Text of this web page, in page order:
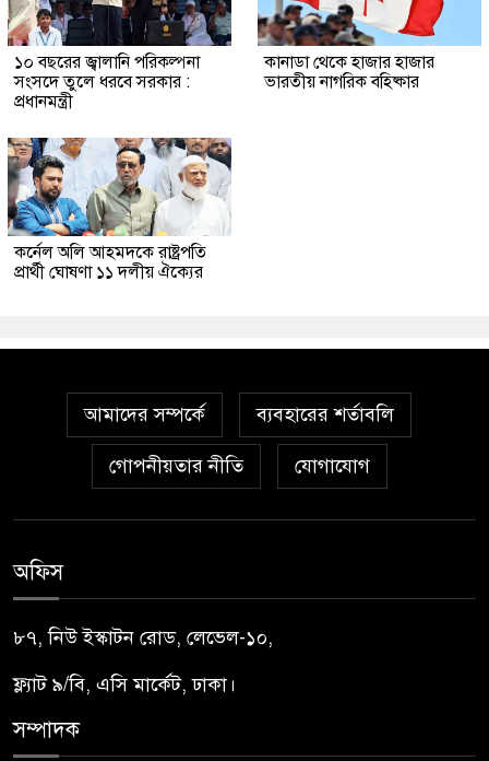
১০ বছরের জ্বালানি পরিকল্পনা
সংসদে তুলে ধরবে সরকার :
প্রধানমন্ত্রী
কানাডা থেকে হাজার হাজার
ভারতীয় নাগরিক বহিষ্কার
কর্নেল অলি আহমদকে রাষ্ট্রপতি
প্রার্থী ঘোষণা ১১ দলীয় ঐক্যের
আমাদের সম্পর্কে ব্যবহারের শর্তাবলি
গোপনীয়তার নীতি যোগাযোগ
অফিস
৮৭, নিউ ইস্কাটন রোড, লেভেল-১০,
ফ্ল্যাট ৯/বি, এসি মার্কেট, ঢাকা।
সম্পাদক